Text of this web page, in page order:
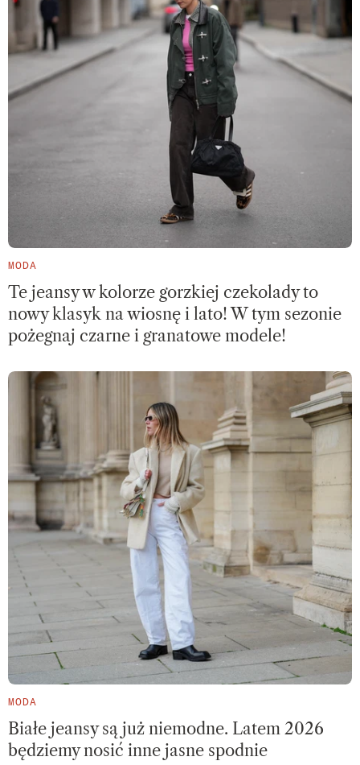
MODA
Te jeansy w kolorze gorzkiej czekolady to
nowy klasyk na wiosnę i lato! W tym sezonie
pożegnaj czarne i granatowe modele!
MODA
Białe jeansy są już niemodne. Latem 2026
będziemy nosić inne jasne spodnie